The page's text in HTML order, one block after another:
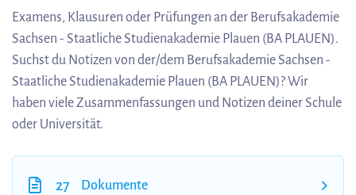
Examens, Klausuren oder Prüfungen an der Berufsakademie
Sachsen - Staatliche Studienakademie Plauen (BA PLAUEN).
Suchst du Notizen von der/dem Berufsakademie Sachsen -
Staatliche Studienakademie Plauen (BA PLAUEN)? Wir
haben viele Zusammenfassungen und Notizen deiner Schule
oder Universität.
27 Dokumente